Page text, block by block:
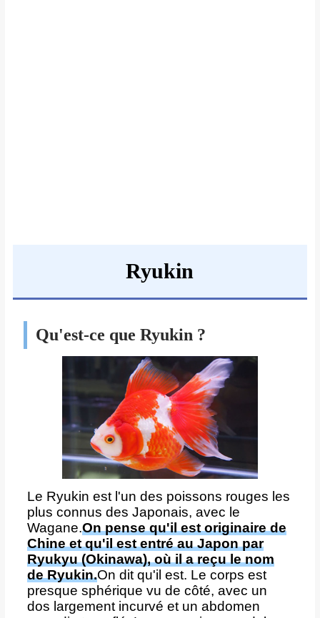
Ryukin
Qu'est-ce que Ryukin ?
Le Ryukin est l'un des poissons rouges les
plus connus des Japonais, avec le
Wagane.On pense qu'il est originaire de
Chine et qu'il est entré au Japon par
Ryukyu (Okinawa), où il a reçu le nom
de Ryukin.On dit qu'il est. Le corps est
presque sphérique vu de côté, avec un
dos largement incurvé et un abdomen